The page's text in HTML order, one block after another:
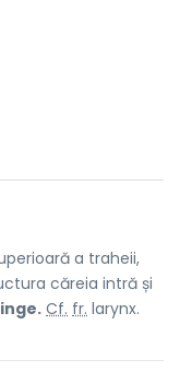
a traheii,
căreia intră și
Cf. fr. larynx.